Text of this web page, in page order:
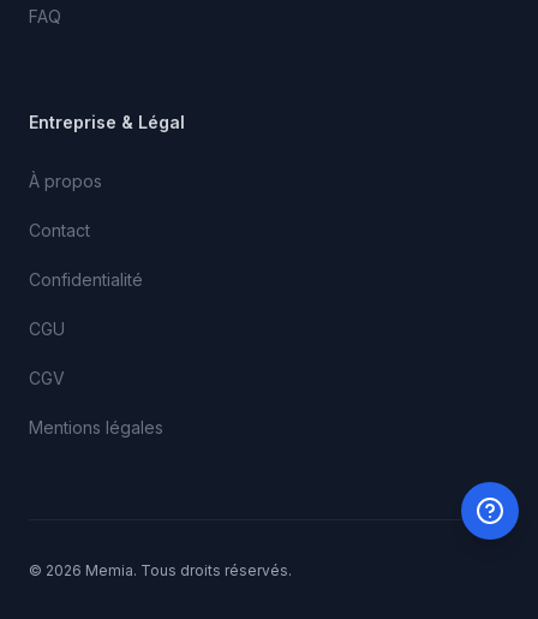
FAQ
Entreprise & Légal
À propos
Contact
Confidentialité
CGU
CGV
Mentions légales
© 2026 Memia. Tous droits réservés.